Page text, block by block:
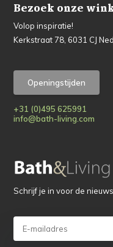
Bezoek onze
Volop inspiratie!
Kerkstraat 78, 6031 CJ
Openingstijden
+31 (0)495 625991
info@bath-living.com
Schrijf je in voor de